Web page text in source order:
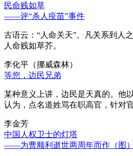
民命贱如草
——评“杀人疫苗”事件
古语云：“人命关天”。凡关系到人
人命贱如草芥。
李化平（挪威森林）
等您，边民兄弟
某种意义上讲，边民是天真的。他
认为，点名道姓骂在职高官，针对
李金芳
中国人权卫士的灯塔
——为曹顺利逝世两周年而作（图）